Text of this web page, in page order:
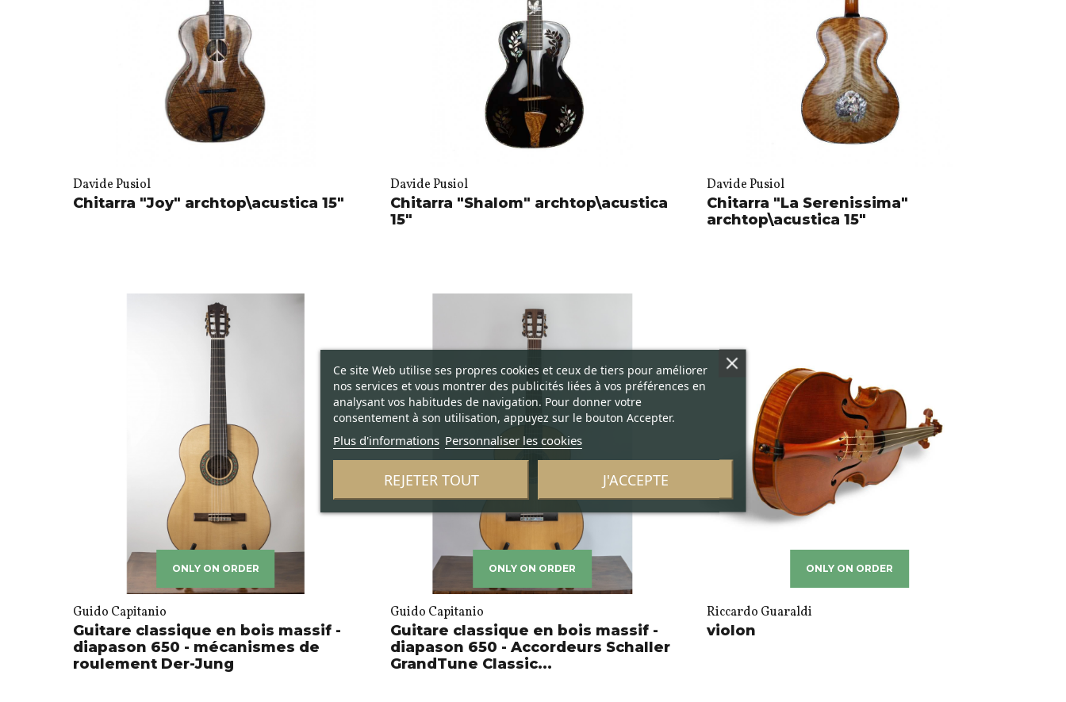
Davide Pusiol
Chitarra "Joy" archtop\acustica 15"
Davide Pusiol
Chitarra "Shalom" archtop\acustica
15"
Davide Pusiol
Chitarra "La Serenissima"
archtop\acustica 15"
ONLY ON ORDER
Guido Capitanio
Guitare classique en bois massif -
diapason 650 - mécanismes de
roulement Der-Jung
ONLY ON ORDER
Guido Capitanio
Guitare classique en bois massif -
diapason 650 - Accordeurs Schaller
GrandTune Classic...
ONLY ON ORDER
Riccardo Guaraldi
violon
Ce site Web utilise ses propres cookies et ceux de tiers pour améliorer
nos services et vous montrer des publicités liées à vos préférences en
analysant vos habitudes de navigation. Pour donner votre
consentement à son utilisation, appuyez sur le bouton Accepter.
Plus d'informations Personnaliser les cookies
REJETER TOUT J'ACCEPTE